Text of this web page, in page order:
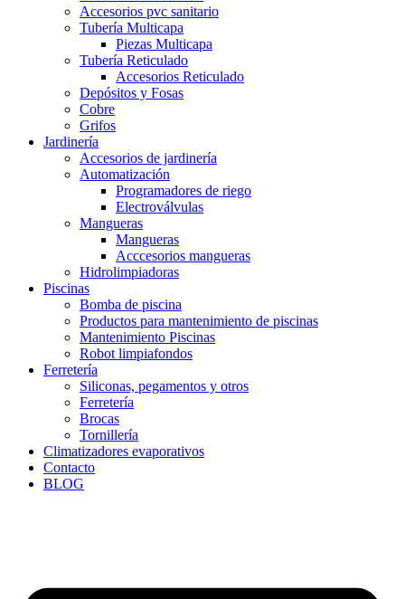
Accesorios pvc sanitario
Tubería Multicapa
Piezas Multicapa
Tubería Reticulado
Accesorios Reticulado
Depósitos y Fosas
Cobre
Grifos
Jardinería
Accesorios de jardinería
Automatización
Programadores de riego
Electroválvulas
Mangueras
Mangueras
Acccesorios mangueras
Hidrolimpiadoras
Piscinas
Bomba de piscina
Productos para mantenimiento de piscinas
Mantenimiento Piscinas
Robot limpiafondos
Ferretería
Siliconas, pegamentos y otros
Ferretería
Brocas
Tornillería
Climatizadores evaporativos
Contacto
BLOG